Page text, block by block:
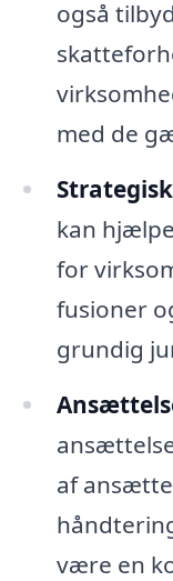
også
med de
kan
for
fusioner
grundig
af
være en